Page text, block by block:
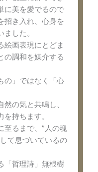
に美を愛でるので
招き入れ、心身を
した。
画表現にとどま
の調和を媒介する
の」ではなく「心
の気と共鳴し、
持ちます。
るまで、”人の魂
て息づいているの
「哲理詩」無根樹